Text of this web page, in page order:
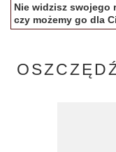
Nie widzisz swojego
czy możemy go dla